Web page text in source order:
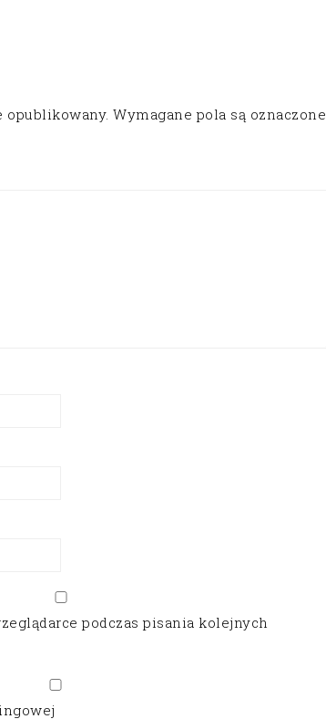
opublikowany. Wymagane pola są oznaczone
podczas pisania kolejnych